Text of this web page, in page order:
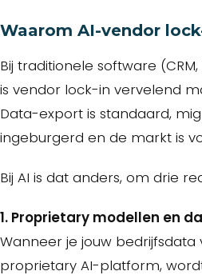
Waarom AI-vendor
Bij traditionele software
is vendor lock-in vervelend
Data-export is standaard,
ingeburgerd en de markt is
Bij AI is dat anders, om drie
1. Proprietary modellen en
Wanneer je jouw bedrijfsdata
proprietary AI-platform,